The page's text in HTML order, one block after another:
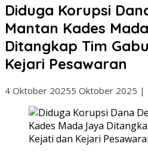
Diduga Korupsi
Mantan Kades
Ditangkap Tim
Kejari Pesawaran
4 Oktober 20255 Oktober 2025 |